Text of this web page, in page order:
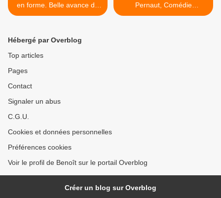
en forme. Belle avance du
JT de TF1 sur Fr2 à 20h.
21/02/19
Pernaut, Comédie
française, Dix pour cent, Le
Hébergé par Overblog
Top articles
Pages
Contact
Signaler un abus
C.G.U.
Cookies et données personnelles
Préférences cookies
Voir le profil de Benoît sur le portail Overblog
Créer un blog sur Overblog